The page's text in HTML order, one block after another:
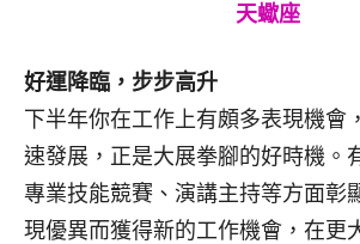
天蠍座
好運降臨，步步高升
下半年你在工作上有頗多表現機會
速發展，正是大展拳腳的好時機。
專業技能競賽、演講主持等方面彰
現優異而獲得新的工作機會，在更